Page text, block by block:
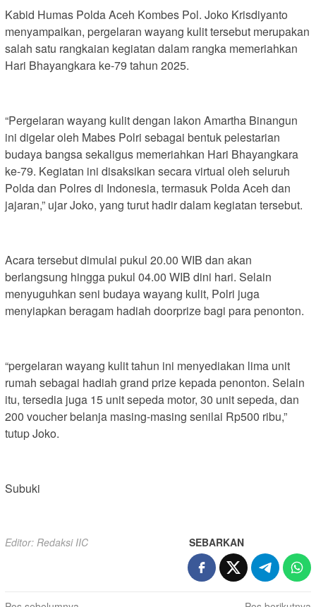
Kabid Humas Polda Aceh Kombes Pol. Joko Krisdiyanto
menyampaikan, pergelaran wayang kulit tersebut merupakan
salah satu rangkaian kegiatan dalam rangka memeriahkan
Hari Bhayangkara ke-79 tahun 2025.
“Pergelaran wayang kulit dengan lakon Amartha Binangun
ini digelar oleh Mabes Polri sebagai bentuk pelestarian
budaya bangsa sekaligus memeriahkan Hari Bhayangkara
ke-79. Kegiatan ini disaksikan secara virtual oleh seluruh
Polda dan Polres di Indonesia, termasuk Polda Aceh dan
jajaran,” ujar Joko, yang turut hadir dalam kegiatan tersebut.
Acara tersebut dimulai pukul 20.00 WIB dan akan
berlangsung hingga pukul 04.00 WIB dini hari. Selain
menyuguhkan seni budaya wayang kulit, Polri juga
menyiapkan beragam hadiah doorprize bagi para penonton.
“pergelaran wayang kulit tahun ini menyediakan lima unit
rumah sebagai hadiah grand prize kepada penonton. Selain
itu, tersedia juga 15 unit sepeda motor, 30 unit sepeda, dan
200 voucher belanja masing-masing senilai Rp500 ribu,”
tutup Joko.
Subuki
Editor: Redaksi IIC SEBARKAN